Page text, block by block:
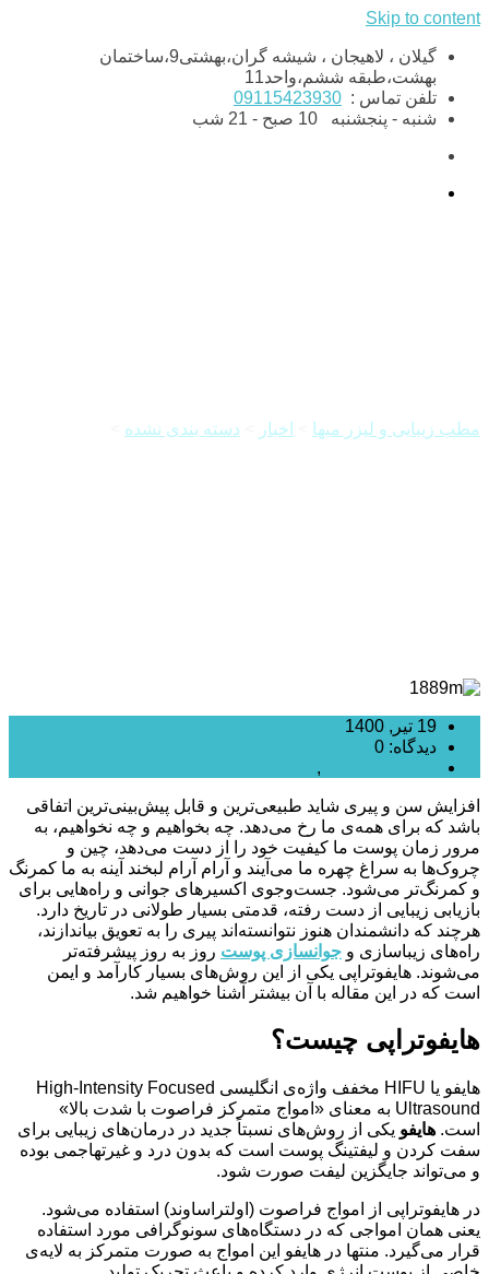
Skip to content
گیلان ، لاهیجان ، شیشه گران،بهشتی9،ساختمان
بهشت،طبقه ششم،واحد11
تلفن تماس : 09115423930
شنبه - پنجشنبه
مطب زیبایی و لیزر میها اخبار دسته بندی نشده
19 تیر, 1400
دیدگاه: 0
,
افزایش سن و پیری شاید طبیعی‌ترین و قابل پیش‌بینی‌ترین اتفاقی
باشد که برای همه‌ی ما رخ می‌دهد. چه بخواهیم و چه نخواهیم، به
مرور زمان پوست ما کیفیت خود را از دست می‌دهد، چین و
چروک‌ها به سراغ چهره ما می‌آیند و آرام آرام لبخند آینه به ما کمرنگ
و کمرنگ‌تر می‌شود. جست‌وجوی اکسیرهای جوانی و راه‌هایی برای
بازیابی زیبایی از دست رفته، قدمتی بسیار طولانی در تاریخ دارد.
هرچند که دانشمندان هنوز نتوانسته‌اند پیری را به تعویق بیاندازند،
راه‌های زیباسازی و جوانسازی پوست روز به روز پیشرفته‌تر
می‌شوند. هایفوتراپی یکی از این روش‌های بسیار کارآمد و ایمن
است که در این مقاله با آن بیشتر آشنا خواهیم شد.
هایفوتراپی چیست؟
هایفو یا HIFU مخفف واژه‌ی انگلیسی High-Intensity Focused
Ultrasound به معنای «امواج متمرکز فراصوت با شدت بالا»
است. هایفو یکی از روش‌های نسبتاً جدید در درمان‌های زیبایی برای
سفت کردن و لیفتینگ پوست است که بدون درد و غیرتهاجمی بوده
و می‌تواند جایگزین لیفت صورت شود.
در هایفوتراپی از امواج فراصوت (اولتراساوند) استفاده می‌شود.
یعنی همان امواجی که در دستگاه‌های سونوگرافی مورد استفاده
قرار می‌گیرد. منتها در هایفو این امواج به صورت متمرکز به لایه‌ی